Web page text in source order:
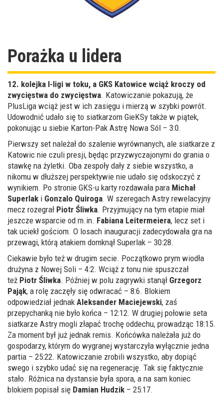
Porażka u lidera
12. kolejka I-ligi w toku, a GKS Katowice wciąż kroczy od
zwycięstwa do zwycięstwa. Katowiczanie pokazują, że
PlusLiga wciąż jest w ich zasięgu i mierzą w szybki powrót.
Udowodnić udało się to siatkarzom GieKSy także w piątek,
pokonując u siebie Karton-Pak Astrę Nowa Sól – 3:0.
Pierwszy set należał do szalenie wyrównanych, ale siatkarze z
Katowic nie czuli presji, będąc przyzwyczajonymi do grania o
stawkę na żyletki. Oba zespoły dały z siebie wszystko, a
nikomu w dłuższej perspektywie nie udało się odskoczyć z
wynikiem. Po stronie GKS-u karty rozdawała para Michał
Superlak i Gonzalo Quiroga. W szeregach Astry rewelacyjny
mecz rozegrał Piotr Śliwka. Przyjmujący na tym etapie miał
jeszcze wsparcie od m.in. Fabiana Leitermeiera, lecz set i
tak uciekł gościom. O losach inauguracji zadecydowała gra na
przewagi, którą atakiem domknął Superlak – 30:28.
Ciekawie było też w drugim secie. Początkowo prym wiodła
drużyna z Nowej Soli – 4:2. Wciąż z tonu nie spuszczał
też Piotr Śliwka. Później w polu zagrywki stanął Grzegorz
Pająk, a rolę zaczęły się odwracać – 8:6. Blokiem
odpowiedział jednak Aleksander Maciejewski, zaś
przepychanką nie było końca – 12:12. W drugiej połowie seta
siatkarze Astry mogli złapać trochę oddechu, prowadząc 18:15.
Za moment był już jednak remis. Końcówka należała już do
gospodarzy, którym do wygranej wystarczyła wyłącznie jedna
partia – 25:22. Katowiczanie zrobili wszystko, aby dopiąć
swego i szybko udać się na regenerację. Tak się faktycznie
stało. Różnica na dystansie była spora, a na sam koniec
blokiem popisał się Damian Hudzik – 25:17.